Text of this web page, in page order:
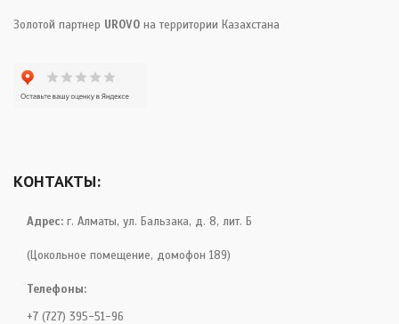
Золотой партнер UROVO на территории Казахстана
КОНТАКТЫ:
Адрес: г. Алматы, ул. Бальзака, д. 8, лит. Б
(Цокольное помещение, домофон 189)
Телефоны:
+7 (727) 395-51-96